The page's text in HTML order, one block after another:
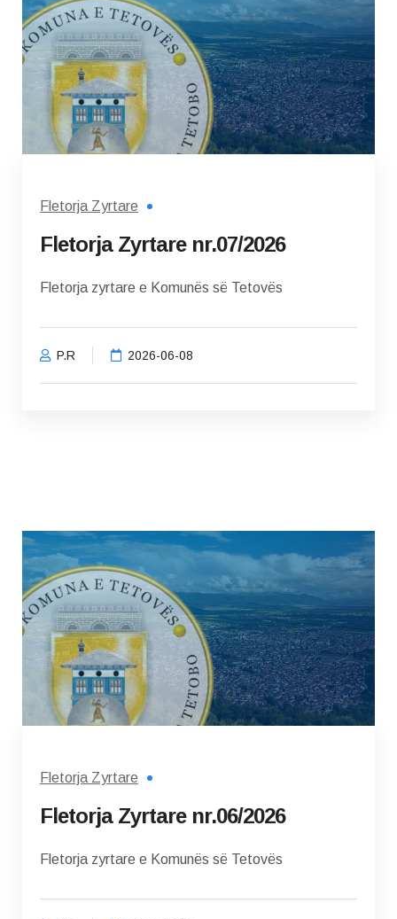
Fletorja Zyrtare
Fletorja Zyrtare nr.07/2026
Fletorja zyrtare e Komunës së Tetovës
P.R 2026-06-08
Fletorja Zyrtare
Fletorja Zyrtare nr.06/2026
Fletorja zyrtare e Komunës së Tetovës